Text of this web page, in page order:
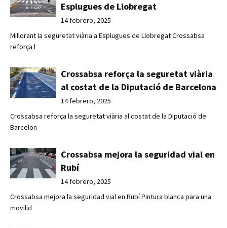
Esplugues de Llobregat
14 febrero, 2025
Millorant la seguretat viària a Esplugues de Llobregat Crossabsa
reforça l
Crossabsa reforça la seguretat viària
al costat de la Diputació de Barcelona
14 febrero, 2025
Crossabsa reforça la seguretat viària al costat de la Diputació de
Barcelon
Crossabsa mejora la seguridad vial en
Rubí
14 febrero, 2025
Crossabsa mejora la seguridad vial en Rubí Pintura blanca para una
movilid